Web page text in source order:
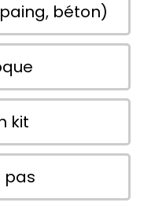
béton)
kit
pas